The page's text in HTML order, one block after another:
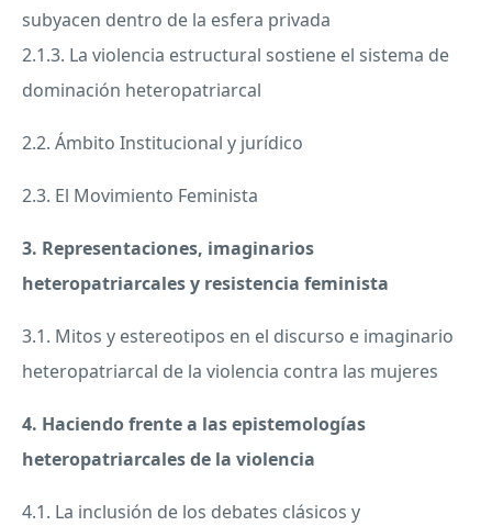
subyacen dentro de la esfera privada
2.1.3. La violencia estructural sostiene el sistema de
dominación heteropatriarcal
2.2. Ámbito Institucional y jurídico
2.3. El Movimiento Feminista
3. Representaciones, imaginarios
heteropatriarcales y resistencia feminista
3.1. Mitos y estereotipos en el discurso e imaginario
heteropatriarcal de la violencia contra las mujeres
4. Haciendo frente a las epistemologías
heteropatriarcales de la violencia
4.1. La inclusión de los debates clásicos y